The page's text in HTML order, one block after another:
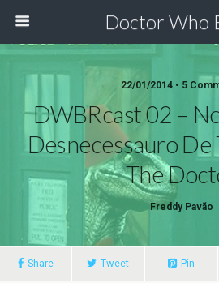
Doctor Who
22/01/2014 • 5
DWBRcast 02 –
Desnecessauro De
The
Freddy Pavão
Share Tweet Pin